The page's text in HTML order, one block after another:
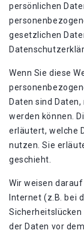
persönlichen
gesetzlichen
Wenn Sie diese
Daten sind
werden können.
erläutert, welche
nutzen. Sie
geschieht.
Wir weisen
Internet (z.B. bei
der Daten vor